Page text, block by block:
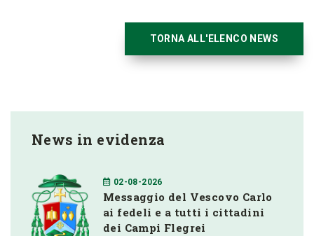
TORNA ALL'ELENCO NEWS
News in evidenza
02-08-2026
Messaggio del Vescovo Carlo
ai fedeli e a tutti i cittadini
dei Campi Flegrei